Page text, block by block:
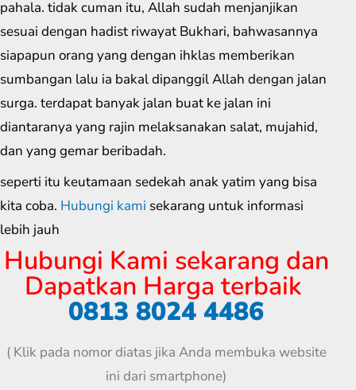
pahala. tidak cuman itu, Allah sudah menjanjikan
sesuai dengan hadist riwayat Bukhari, bahwasannya
siapapun orang yang dengan ihklas memberikan
sumbangan lalu ia bakal dipanggil Allah dengan jalan
surga. terdapat banyak jalan buat ke jalan ini
diantaranya yang rajin melaksanakan salat, mujahid,
dan yang gemar beribadah.
seperti itu keutamaan sedekah anak yatim yang bisa
kita coba. Hubungi kami sekarang untuk informasi
lebih jauh
Hubungi Kami sekarang dan
Dapatkan Harga terbaik
0813 8024 4486
( Klik pada nomor diatas jika Anda membuka website
ini dari smartphone)